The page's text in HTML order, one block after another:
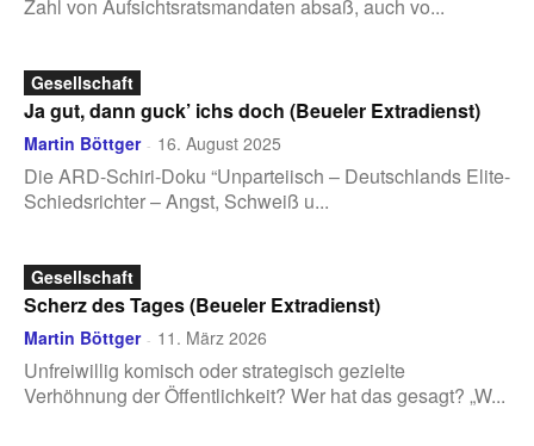
Zahl von Aufsichtsratsmandaten absaß, auch vo...
Gesellschaft
Ja gut, dann guck’ ichs doch (Beueler Extradienst)
Martin Böttger - 16. August 2025
Die ARD-Schiri-Doku “Unparteiisch – Deutschlands Elite-
Schiedsrichter – Angst, Schweiß u...
Gesellschaft
Scherz des Tages (Beueler Extradienst)
Martin Böttger - 11. März 2026
Unfreiwillig komisch oder strategisch gezielte
Verhöhnung der Öffentlichkeit? Wer hat das gesagt? „W...